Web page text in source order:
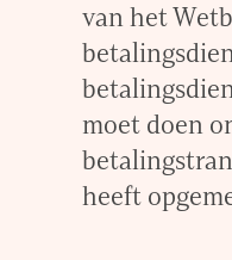
van het
moet doen
heeft